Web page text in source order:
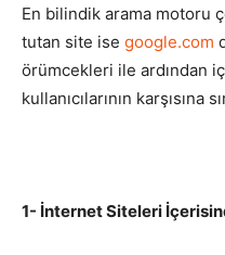
En bilindik arama motoru
tutan site ise google.com
örümcekleri ile ardından
kullanıcılarının karşısına
1- İnternet Siteleri